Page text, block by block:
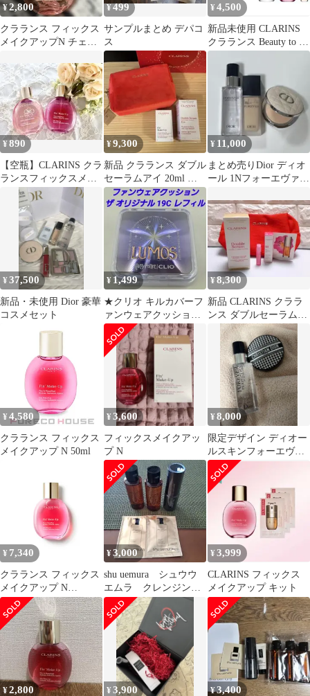
¥2,800
クラランス フィックス
メイクアップN チェリ
¥499
サンプルまとめ デパコ
ス
¥ 4,500
新品未使用 CLARINS
クラランス Beauty to go
キット 限定品
¥890
【空瓶】CLARINS クラ
ランスフィックスメイ
クアップ N
¥9,300
新品 クラランス ダブル
セーラムアイ 20ml フ
ィックスメイクアップ
15ml
¥ 11,000
まとめ売りDior ディオ
ール 1Nフォーエヴァー
¥37,500
新品・未使用 Dior 豪華
コスメセット
¥ 1,499
★クリオ キルカバーフ
ァンウェアクッション
ザ オリジナル 19C レフ
ィル
¥8,300
新品 CLARINS クララ
ンス ダブルセーラム
ADC 30ml
¥ 4,580
クラランス フィックス
メイクアップ N 50ml
¥3,600
フィックスメイクアッ
プ N
¥8,000
限定デザイン ディオー
ルスキンフォーエヴァ
ーグロウクッション メ
イクアップミスト
¥ 7,340
クラランス フィックス
メイクアップ N
50ml【並行輸入品】
pms a047b1a7
¥3,000
shu uemura シュウウ
エムラ クレンジング
セット②
¥3,999
CLARINS フィックス
メイクアップ キット
¥2,800 ¥3,900 ¥3,400